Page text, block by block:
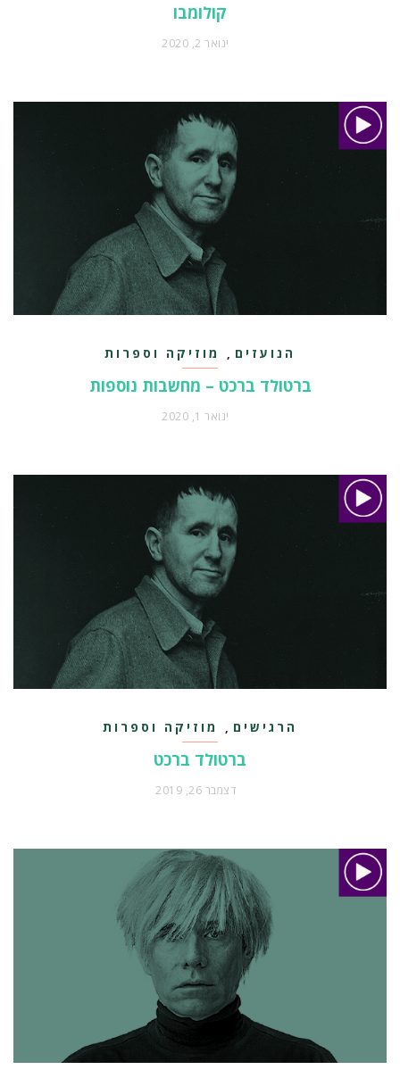
קולומבו
ינואר 2, 2020
הנועזים , מוזיקה וספרות
ברטולד ברכט – מחשבות נוספות
ינואר 1, 2020
הרגישים , מוזיקה וספרות
ברטולד ברכט
דצמבר 26, 2019